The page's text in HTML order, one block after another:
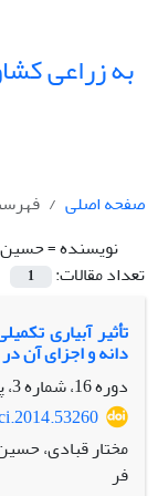
به زراعی
صفحه اصلی
نویسنده =
تعداد مقالات:
1
تأثیر آبیاری
دانه و اجزای آن
دوره 16، شماره 3، پاییز 1393، صفحه
مختار قبادی،
فر